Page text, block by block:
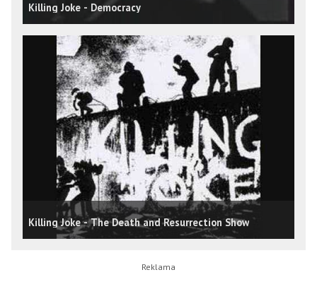
Killing Joke - Democracy
Killing Joke - The Death and Resurrection Show